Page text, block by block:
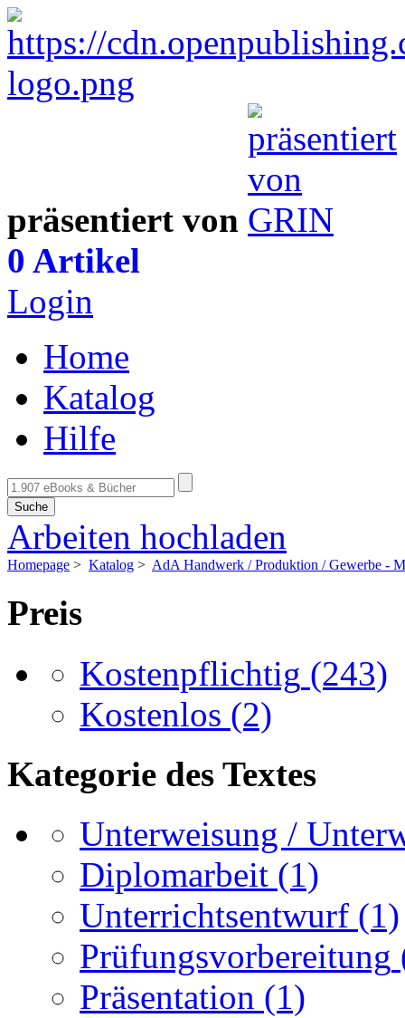
präsentiert von
0 Artikel
Login
Home
Katalog
Hilfe
Suche
Arbeiten hochladen
Homepage > Katalog > AdA Handwerk / Produktion / Gewerbe -
Preis
Kostenpflichtig (243)
Kostenlos (2)
Kategorie des Textes
Unterweisung /
Diplomarbeit (1)
Unterrichtsentwurf (1)
Prüfungsvorbereitung
Präsentation (1)